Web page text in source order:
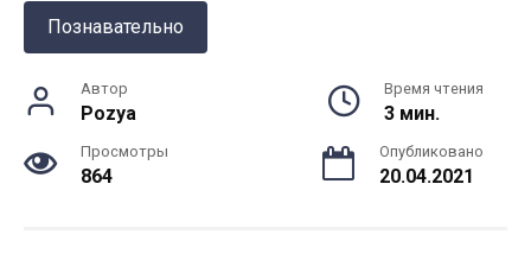
Познавательно
Автор
Pozya
Время чтения
3 мин.
Просмотры
864
Опубликовано
20.04.2021